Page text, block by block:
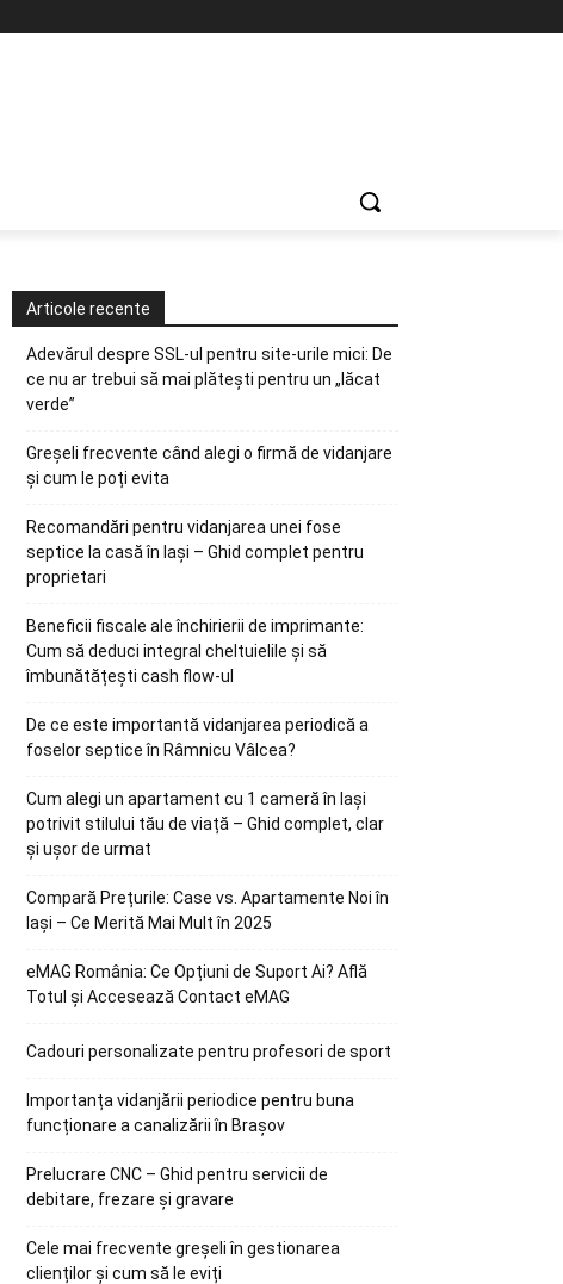
Articole recente
Adevărul despre SSL-ul pentru site-urile mici: De
ce nu ar trebui să mai plătești pentru un „lăcat
verde”
Greșeli frecvente când alegi o firmă de vidanjare
și cum le poți evita
Recomandări pentru vidanjarea unei fose
septice la casă în Iași – Ghid complet pentru
proprietari
Beneficii fiscale ale închirierii de imprimante:
Cum să deduci integral cheltuielile și să
îmbunătățești cash flow-ul
De ce este importantă vidanjarea periodică a
foselor septice în Râmnicu Vâlcea?
Cum alegi un apartament cu 1 cameră în Iași
potrivit stilului tău de viață – Ghid complet, clar
și ușor de urmat
Compară Prețurile: Case vs. Apartamente Noi în
Iași – Ce Merită Mai Mult în 2025
eMAG România: Ce Opțiuni de Suport Ai? Află
Totul și Accesează Contact eMAG
Cadouri personalizate pentru profesori de sport
Importanța vidanjării periodice pentru buna
funcționare a canalizării în Brașov
Prelucrare CNC – Ghid pentru servicii de
debitare, frezare și gravare
Cele mai frecvente greșeli în gestionarea
clienților și cum să le eviți